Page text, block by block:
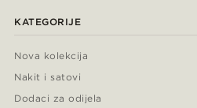
KATEGORIJE
Nova kolekcija
Nakit i satovi
Dodaci za odijela